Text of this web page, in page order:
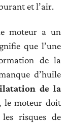
et l’air.
moteur a un
que l’une
de la
d’huile
de la
le moteur doit
risques de